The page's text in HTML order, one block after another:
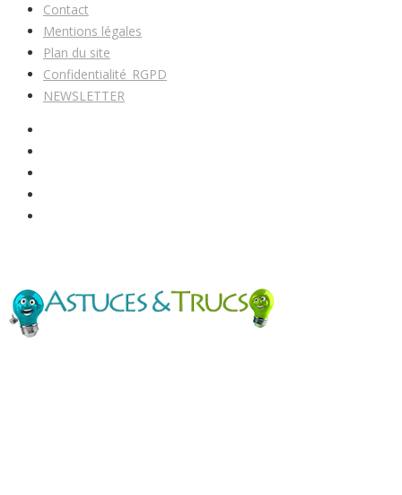
Contact
Mentions légales
Plan du site
Confidentialité_RGPD
NEWSLETTER